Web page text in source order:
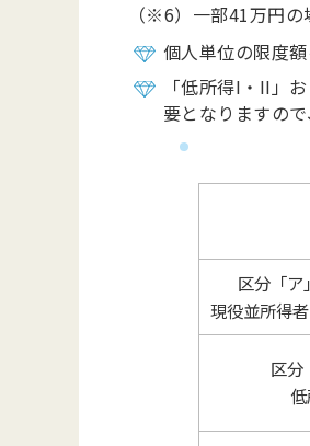
（※6）一部41万円の
個人単位の限度
「低所得I・II」
要となりますの
区分「ア
現役並所得
区分